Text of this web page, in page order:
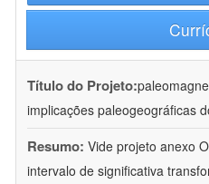
Título do Projeto:
implicações paleogeográficas
Resumo: Vide projeto anexo
intervalo de significativa